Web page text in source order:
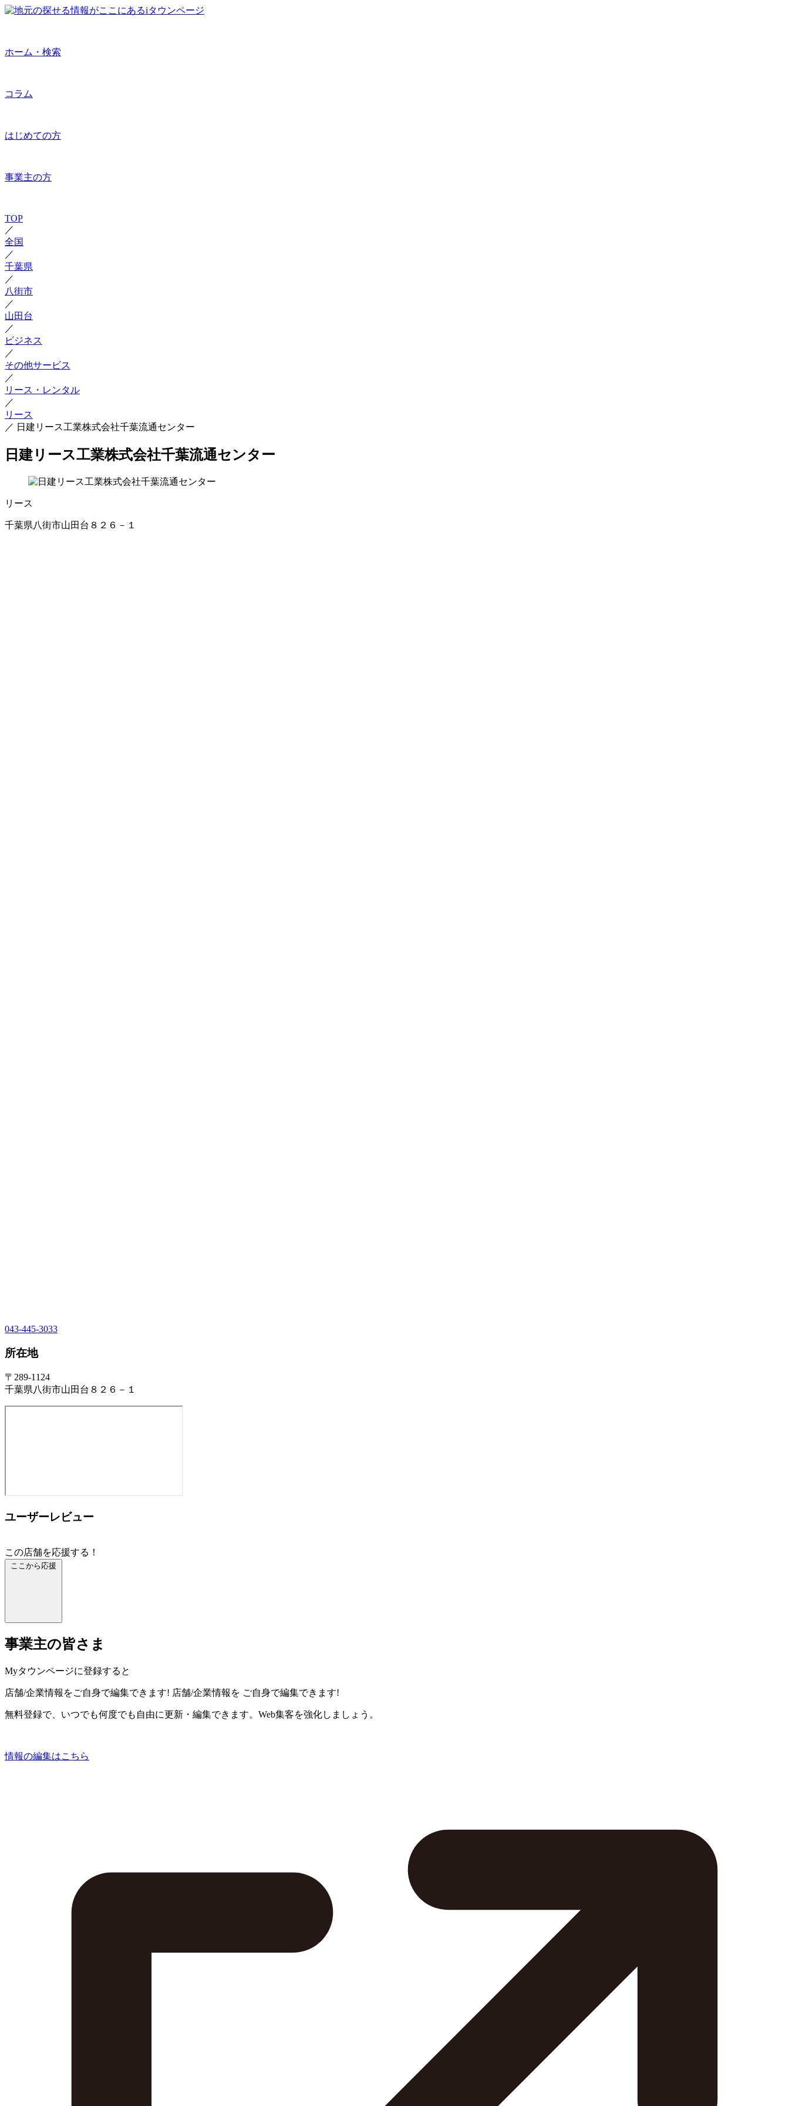
ホーム・検索
コラム
はじめての方
事業主の方
TOP
／
全国
／
千葉県
／
八街市
／
山田台
／
ビジネス
／
その他サービス
／
リース・レンタル
／
リース
／ 日建リース工業株式会社千葉流通センター
日建リース工業株式会社千葉流通センター
リース
千葉県八街市山田台８２６－１
043-445-3033
所在地
〒289-1124
千葉県八街市山田台８２６－１
ユーザーレビュー
この店舗を応援する！
ここから応援
事業主の皆さま
Myタウンページに登録すると
店舗/企業情報をご自身で編集できます! 店舗/企業情報を ご自身で編集できます!
無料登録で、いつでも何度でも自由に更新・編集できます。Web集客を強化しましょう。
情報の編集はこちら